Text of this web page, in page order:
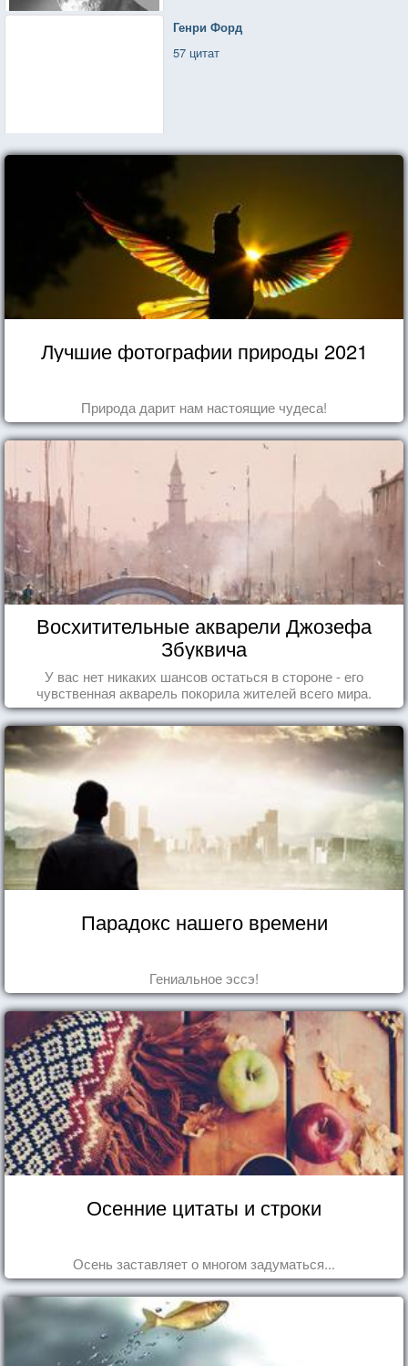
Генри Форд
57 цитат
Лучшие фотографии природы 2021
Природа дарит нам настоящие чудеса!
Восхитительные акварели Джозефа
Збуквича
У вас нет никаких шансов остаться в стороне - его
чувственная акварель покорила жителей всего мира.
Парадокс нашего времени
Гениальное эссэ!
Осенние цитаты и строки
Осень заставляет о многом задуматься...